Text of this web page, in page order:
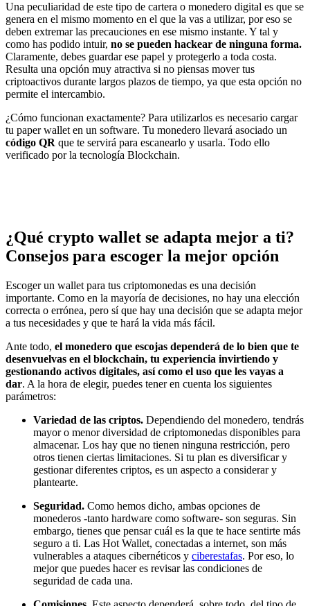
Una peculiaridad de este tipo de cartera o monedero digital es que se
genera en el mismo momento en el que la vas a utilizar, por eso se
deben extremar las precauciones en ese mismo instante. Y tal y
como has podido intuir, no se pueden hackear de ninguna forma.
Claramente, debes guardar ese papel y protegerlo a toda costa.
Resulta una opción muy atractiva si no piensas mover tus
criptoactivos durante largos plazos de tiempo, ya que esta opción no
permite el intercambio.
¿Cómo funcionan exactamente? Para utilizarlos es necesario cargar
tu paper wallet en un software. Tu monedero llevará asociado un
código QR que te servirá para escanearlo y usarla. Todo ello
verificado por la tecnología Blockchain.
¿Qué crypto wallet se adapta mejor a ti?
Consejos para escoger la mejor opción
Escoger un wallet para tus criptomonedas es una decisión
importante. Como en la mayoría de decisiones, no hay una elección
correcta o errónea, pero sí que hay una decisión que se adapta mejor
a tus necesidades y que te hará la vida más fácil.
Ante todo, el monedero que escojas dependerá de lo bien que te
desenvuelvas en el blockchain, tu experiencia invirtiendo y
gestionando activos digitales, así como el uso que les vayas a
dar. A la hora de elegir, puedes tener en cuenta los siguientes
parámetros:
Variedad de las criptos. Dependiendo del monedero, tendrás
mayor o menor diversidad de criptomonedas disponibles para
almacenar. Los hay que no tienen ninguna restricción, pero
otros tienen ciertas limitaciones. Si tu plan es diversificar y
gestionar diferentes criptos, es un aspecto a considerar y
plantearte.
Seguridad. Como hemos dicho, ambas opciones de
monederos -tanto hardware como software- son seguras. Sin
embargo, tienes que pensar cuál es la que te hace sentirte más
seguro a ti. Las Hot Wallet, conectadas a internet, son más
vulnerables a ataques cibernéticos y ciberestafas. Por eso, lo
mejor que puedes hacer es revisar las condiciones de
seguridad de cada una.